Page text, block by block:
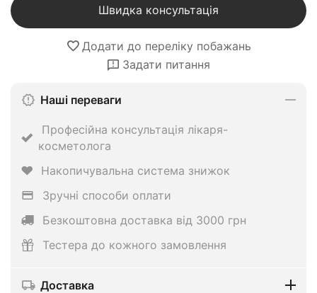
Швидка консультація
Додати до переліку побажань
Задати питання
Наші переваги
Професійна консультація лікаря-
косметолога
Накопичувальна система знижок
Зручні способи оплати
Безкоштовна доставка від 3000 грн
Тестера до кожного замовлення
Доставка